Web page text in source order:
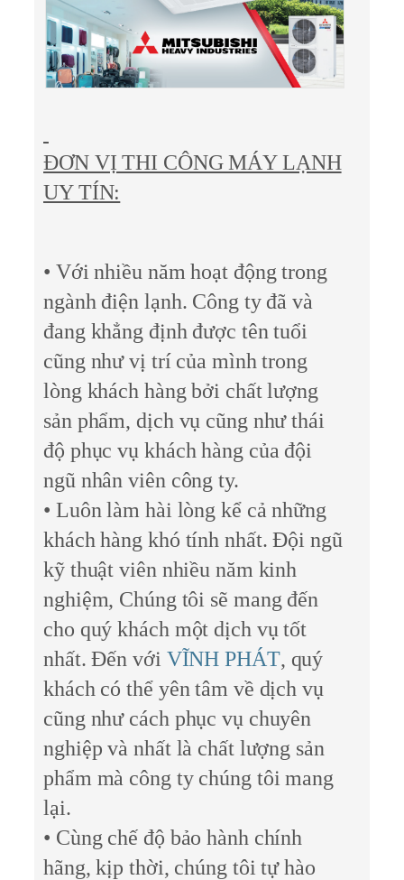
ĐƠN VỊ THI CÔNG MÁY LẠNH
UY TÍN:
• Với nhiều năm hoạt động trong
ngành điện lạnh. Công ty đã và
đang khẳng định được tên tuổi
cũng như vị trí của mình trong
lòng khách hàng bởi chất lượng
sản phẩm, dịch vụ cũng như thái
độ phục vụ khách hàng của đội
ngũ nhân viên công ty.
• Luôn làm hài lòng kể cả những
khách hàng khó tính nhất. Đội ngũ
kỹ thuật viên nhiều năm kinh
nghiệm, Chúng tôi sẽ mang đến
cho quý khách một dịch vụ tốt
nhất. Đến với VĨNH PHÁT, quý
khách có thể yên tâm về dịch vụ
cũng như cách phục vụ chuyên
nghiệp và nhất là chất lượng sản
phẩm mà công ty chúng tôi mang
lại.
• Cùng chế độ bảo hành chính
hãng, kịp thời, chúng tôi tự hào